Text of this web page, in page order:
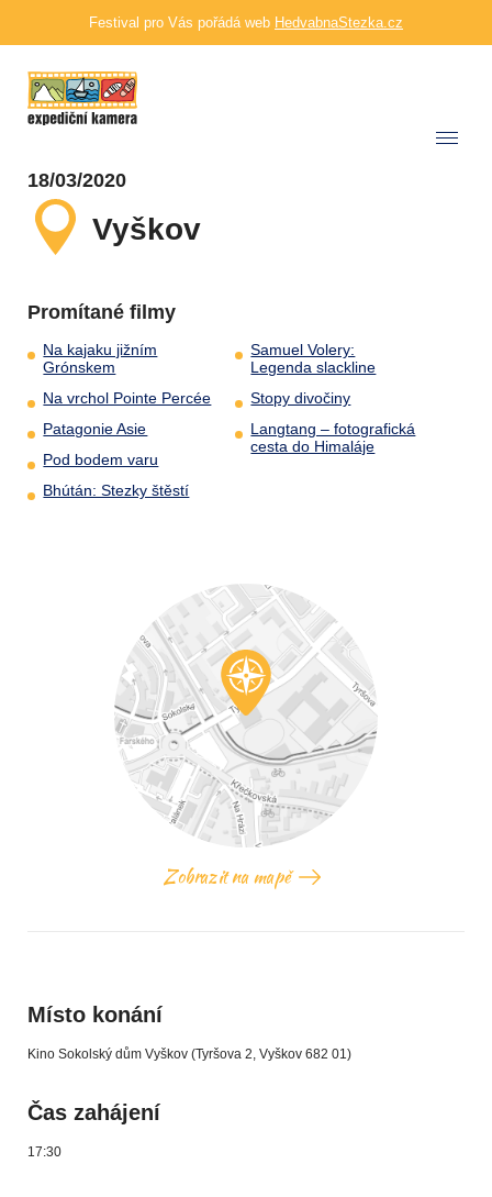
Festival pro Vás pořádá web HedvabnaStezka.cz
18/03/2020
Vyškov
Promítané filmy
Na kajaku jižním
Grónskem
Na vrchol Pointe Percée
Patagonie Asie
Pod bodem varu
Bhútán: Stezky štěstí
Samuel Volery:
Legenda slackline
Stopy divočiny
Langtang – fotografická
cesta do Himaláje
Zobrazit na mapě
Místo konání
Kino Sokolský dům Vyškov (Tyršova 2, Vyškov 682 01)
Čas zahájení
17:30